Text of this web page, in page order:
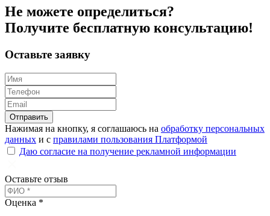
Не можете определиться?
Получите бесплатную консультацию!
Оставьте заявку
Отправить
Нажимая на кнопку, я соглашаюсь на обработку персональных
данных и с правилами пользования Платформой
Даю согласие на получение рекламной информации
Оставьте отзыв
Оценка *